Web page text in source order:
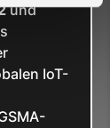
und
IoT-